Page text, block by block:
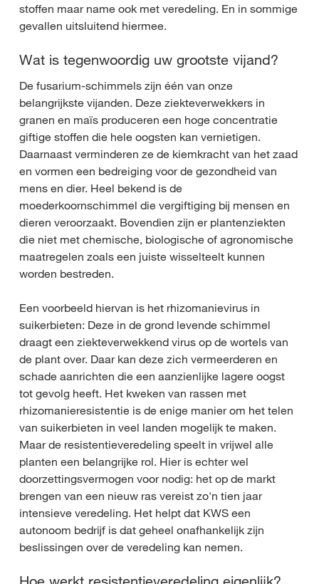
stoffen maar name ook met veredeling. En in sommige
gevallen uitsluitend hiermee.
Wat is tegenwoordig uw grootste vijand?
De fusarium-schimmels zijn één van onze
belangrijkste vijanden. Deze ziekteverwekkers in
granen en maïs produceren een hoge concentratie
giftige stoffen die hele oogsten kan vernietigen.
Daarnaast verminderen ze de kiemkracht van het zaad
en vormen een bedreiging voor de gezondheid van
mens en dier. Heel bekend is de
moederkoornschimmel die vergiftiging bij mensen en
dieren veroorzaakt. Bovendien zijn er plantenziekten
die niet met chemische, biologische of agronomische
maatregelen zoals een juiste wisselteelt kunnen
worden bestreden.
Een voorbeeld hiervan is het rhizomanievirus in
suikerbieten: Deze in de grond levende schimmel
draagt een ziekteverwekkend virus op de wortels van
de plant over. Daar kan deze zich vermeerderen en
schade aanrichten die een aanzienlijke lagere oogst
tot gevolg heeft. Het kweken van rassen met
rhizomanieresistentie is de enige manier om het telen
van suikerbieten in veel landen mogelijk te maken.
Maar de resistentieveredeling speelt in vrijwel alle
planten een belangrijke rol. Hier is echter wel
doorzettingsvermogen voor nodig: het op de markt
brengen van een nieuw ras vereist zo'n tien jaar
intensieve veredeling. Het helpt dat KWS een
autonoom bedrijf is dat geheel onafhankelijk zijn
beslissingen over de veredeling kan nemen.